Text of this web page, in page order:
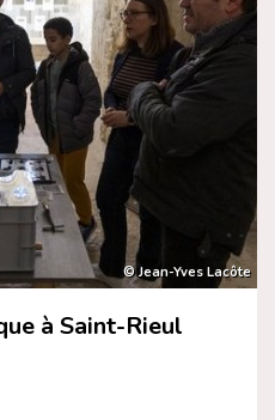
© Jean-Yves Lacôte
à Saint-Rieul